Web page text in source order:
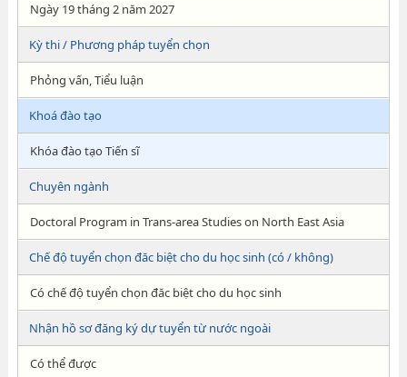
Ngày 19 tháng 2 năm 2027
Kỳ thi / Phương pháp tuyển chọn
Phỏng vấn, Tiểu luận
Khoá đào tạo
Khóa đào tạo Tiến sĩ
Chuyên ngành
Doctoral Program in Trans-area Studies on North East Asia
Chế độ tuyển chọn đăc biệt cho du học sinh (có / không)
Có chế độ tuyển chọn đăc biệt cho du học sinh
Nhận hồ sơ đăng ký dự tuyển từ nước ngoài
Có thể được